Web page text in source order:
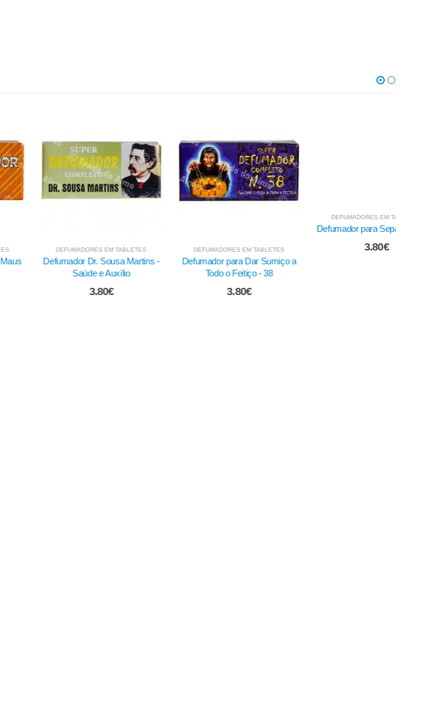
DEFUMADORES EM TABLETES
Defumador Dr. Sousa Martins -
Saúde e Auxílio
DEFUMADORES EM TABLETES
Defumador para Dar Sumiço a
Todo o Feitiço - 38
DEFUMADORES EM TABLETES
Defumador para Separação - 33